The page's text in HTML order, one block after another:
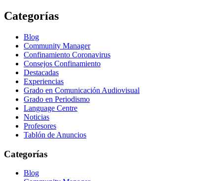
Categorías
Blog
Community Manager
Confinamiento Coronavirus
Consejos Confinamiento
Destacadas
Experiencias
Grado en Comunicación Audiovisual
Grado en Periodismo
Language Centre
Noticias
Profesores
Tablón de Anuncios
Categorías
Blog